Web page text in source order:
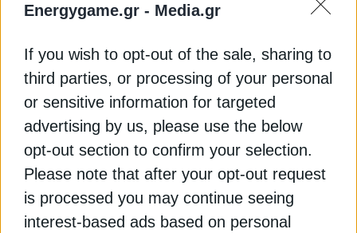
Energygame.gr - Media.gr
If you wish to opt-out of the sale, sharing to
third parties, or processing of your personal
or sensitive information for targeted
advertising by us, please use the below
opt-out section to confirm your selection.
Please note that after your opt-out request
is processed you may continue seeing
interest-based ads based on personal
ΚΑΤΑΣΚΕΥΕΣ ΚΟΜΙΣΙΟΝ (ΕΥΡΩΠΑΪΚΗ ΕΠΙΤΡΟΠΗ)
ΨΗΦΙΟΠΟΙΗΣΗ
ΔΕΊΤΕ ΕΠΊΣΗΣ